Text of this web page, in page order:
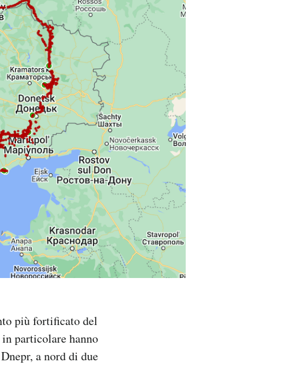
più fortificato del
particolare hanno
a nord di due